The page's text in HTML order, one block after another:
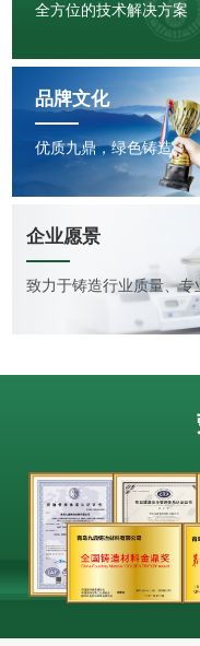
全方位的技术解决方案
品牌文化
优质九鼎，绿色铸造。
企业愿景
致力于铸造行业质量、